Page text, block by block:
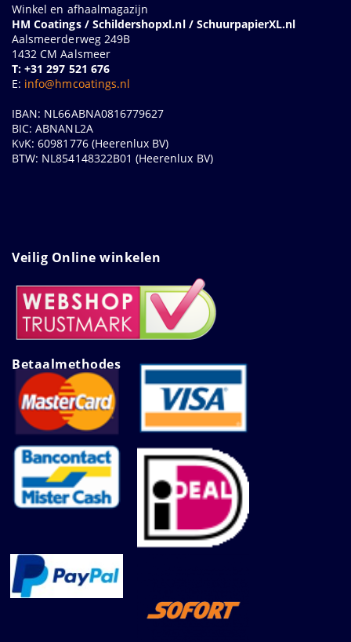
Winkel en afhaalmagazijn
HM Coatings / Schildershopxl.nl / SchuurpapierXL.nl
Aalsmeerderweg 249B
1432 CM Aalsmeer
T: +31 297 521 676
E: info@hmcoatings.nl
IBAN: NL66ABNA0816779627
BIC: ABNANL2A
KvK: 60981776 (Heerenlux BV)
BTW: NL854148322B01 (Heerenlux BV)
Veilig Online winkelen
Betaalmethodes